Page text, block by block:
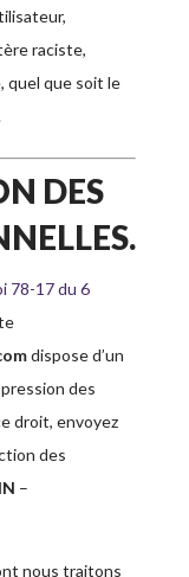
raciste,
quel que soit le
DES
78-17 du 6
dispose d’un
des
droit, envoyez
des
–
nous traitons